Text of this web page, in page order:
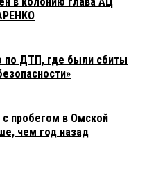
по ДТП, где были сбиты
пробегом в Омской
чем год назад